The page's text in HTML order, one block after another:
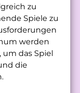
zu
Spiele zu
werden
das Spiel
die